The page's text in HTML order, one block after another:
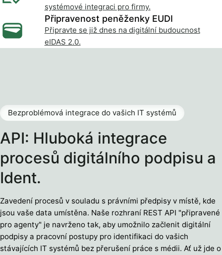
systémové integraci pro firmy.
Připravenost peněženky EUDI
Připravte se již dnes na digitální budoucnost
eIDAS 2.0.
API: Hluboká integrace
procesů digitálního podpisu a
Ident.
Bezproblémová integrace do vašich IT systémů
Zavedení procesů v souladu s právními předpisy v místě, kde
jsou vaše data umístěna. Naše rozhraní REST API "připravené
pro agenty" je navrženo tak, aby umožnilo začlenit digitální
podpisy a pracovní postupy pro identifikaci do vašich
stávajících IT systémů bez přerušení práce s médii. Ať už jde o